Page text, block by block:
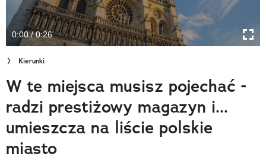
Newsletter
Cuda Polski
Wielki Konkurs Fotograficzny
Trendbook Podróżniczy
Polecane
0:00 / 0:26
Kierunki
W te miejsca musisz pojechać -
radzi prestiżowy magazyn i...
umieszcza na liście polskie
miasto